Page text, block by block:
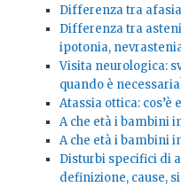
Differenza tra
Differenza tra
ipotonia,
Visita neurologica:
quando è
Atassia ottica: cos’è
A che età i bambini
A che età i bambini
Disturbi specifici di
definizione, cause,